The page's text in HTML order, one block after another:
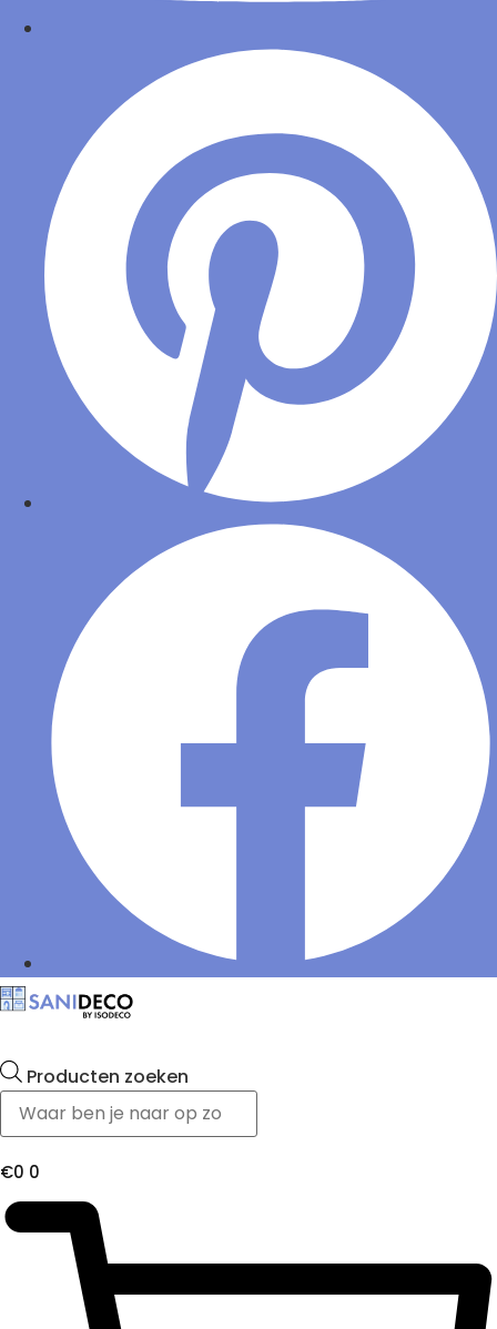
Producten zoeken
€0 0